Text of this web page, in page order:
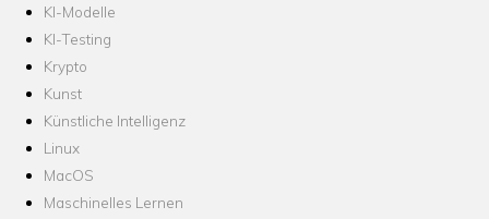
KI-Modelle
KI-Testing
Krypto
Kunst
Künstliche Intelligenz
Linux
MacOS
Maschinelles Lernen